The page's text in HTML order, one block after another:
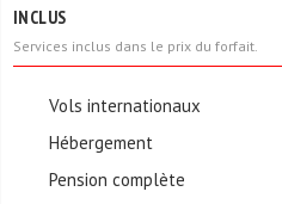
INCLUS
Services inclus dans le prix du forfait.
Vols internationaux
Hébergement
Pension complète